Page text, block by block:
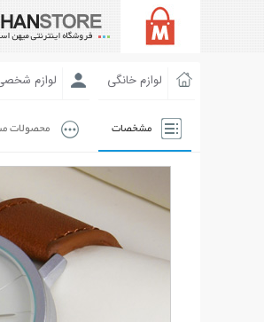
لوازم خانگی لوازم
مشخصات محصولات